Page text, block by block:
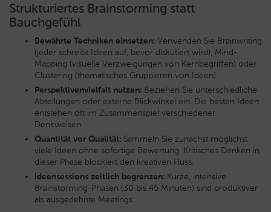
Strukturiertes Brainstorming statt
Bauchgefühl
Bewährte Techniken einsetzen: Verwenden Sie Brainwriting
(jeder schreibt Ideen auf, bevor diskutiert wird), Mind-
Mapping (visuelle Verzweigungen von Kernbegriffen) oder
Clustering (thematisches Gruppieren von Ideen).
Perspektivenvielfalt nutzen: Beziehen Sie unterschiedliche
Abteilungen oder externe Blickwinkel ein. Die besten Ideen
entstehen oft im Zusammenspiel verschiedener
Denkweisen.
Quantität vor Qualität: Sammeln Sie zunächst möglichst
viele Ideen ohne sofortige Bewertung. Kritisches Denken in
dieser Phase blockiert den kreativen Fluss.
Ideensessions zeitlich begrenzen: Kurze, intensive
Brainstorming-Phasen (30 bis 45 Minuten) sind produktiver
als ausgedehnte Meetings.